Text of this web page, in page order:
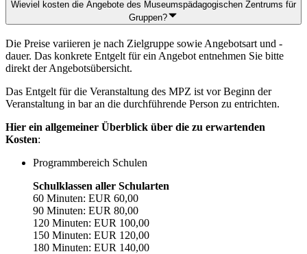
Wieviel kosten die Angebote des Museumspädagogischen Zentrums für
Gruppen?
Die Preise variieren je nach Zielgruppe sowie Angebotsart und -
dauer. Das konkrete Entgelt für ein Angebot entnehmen Sie bitte
direkt der Angebotsübersicht.
Das Entgelt für die Veranstaltung des MPZ ist vor Beginn der
Veranstaltung in bar an die durchführende Person zu entrichten.
Hier ein allgemeiner Überblick über die zu erwartenden
Kosten:
Programmbereich Schulen
Schulklassen aller Schularten
60 Minuten: EUR 60,00
90 Minuten: EUR 80,00
120 Minuten: EUR 100,00
150 Minuten: EUR 120,00
180 Minuten: EUR 140,00